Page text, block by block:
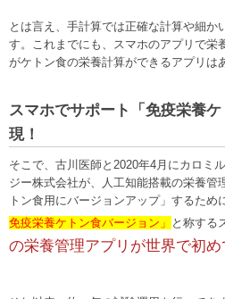
とは言え、手計算では正確な計算や細か
す。これまでにも、スマホのアプリで栄
がケトン食の栄養計算ができるアプリは
スマホでサポート「免疫栄養
現！
そこで、古川医師と2020年4月にカロミ
ジー株式会社が、人工知能搭載の栄養管
トン食用にバージョンアップ」するため
免疫栄養ケトン食バージョン」 と称する
の栄養管理アプリが世界で初